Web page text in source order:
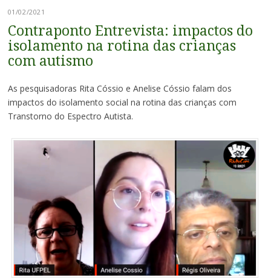
conteúdo
01/02/2021
Contraponto Entrevista: impactos do
isolamento na rotina das crianças
com autismo
As pesquisadoras Rita Cóssio e Anelise Cóssio falam dos
impactos do isolamento social na rotina das crianças com
Transtorno do Espectro Autista.